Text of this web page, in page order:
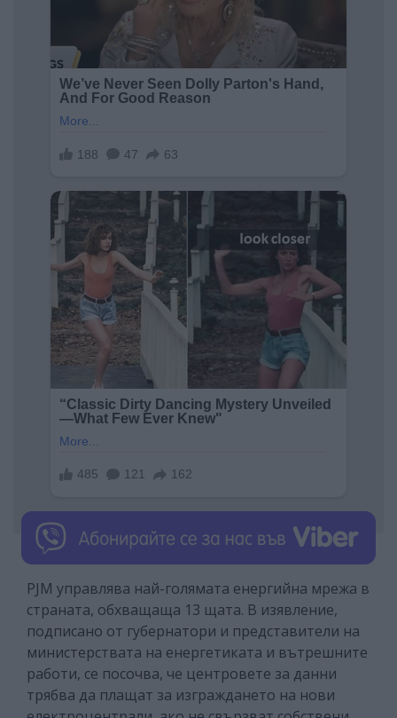
PJM управлява най-голямата енергийна мрежа в
страната, обхващаща 13 щата. В изявление,
подписано от губернатори и представители на
министерствата на енергетиката и вътрешните
работи, се посочва, че центровете за данни
трябва да плащат за изграждането на нови